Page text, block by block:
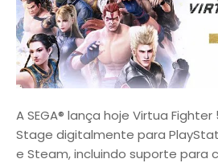
A SEGA® lança hoje Virtua Fighter
Stage digitalmente para
e Steam, incluindo suporte para